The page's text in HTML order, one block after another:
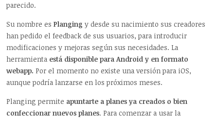
parecido.
Su nombre esPlanging y desde su nacimiento sus creadores
han pedido el feedback de sus usuarios, para introducir
modificaciones y mejoras según sus necesidades. La
herramienta está disponible para Android y en formato
webapp. Por el momento no existe una versión para iOS,
aunque podría lanzarse en los próximos meses.
Planging permite apuntarte a planes ya creados o bien
confeccionar nuevos planes. Para comenzar a usar la